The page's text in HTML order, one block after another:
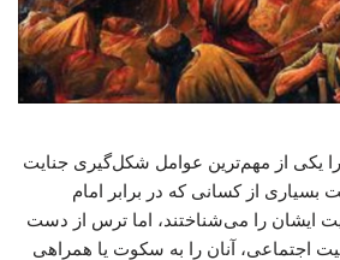
یکی از مهم‌ترین عوامل شکل‌گیری جنایت
بسیاری از کسانی که در برابر امام
ایشان را می‌شناختند، اما ترس از دست
اجتماعی، آنان را به سکوت یا همراهی